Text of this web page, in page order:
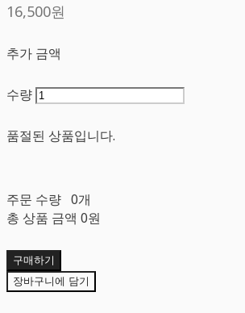
16,500원
추가 금액
수량
품절된 상품입니다.
주문 수량 0개
총 상품 금액 0원
구매하기
장바구니에 담기